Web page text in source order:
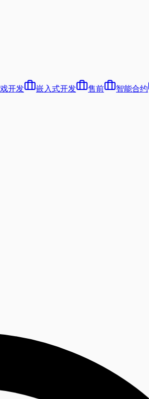
开发 嵌入式开发 售前 智能合约